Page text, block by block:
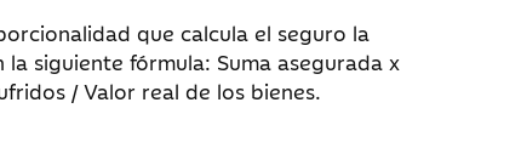
que calcula el seguro la
la siguiente fórmula: Suma asegurada x
/ Valor real de los bienes.